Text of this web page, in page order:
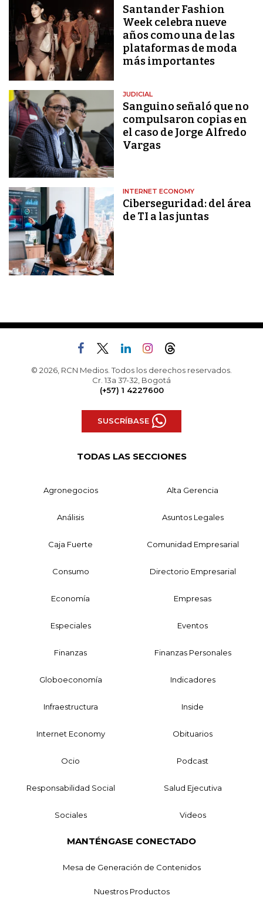
Santander Fashion
Week celebra nueve
años como una de las
plataformas de moda
más importantes
JUDICIAL
Sanguino señaló que no
compulsaron copias en
el caso de Jorge Alfredo
Vargas
INTERNET ECONOMY
Ciberseguridad: del área
de TI a las juntas
© 2026, RCN Medios. Todos los derechos reservados.
Cr. 13a 37-32, Bogotá
(+57) 1 4227600
SUSCRÍBASE
TODAS LAS SECCIONES
Agronegocios Alta Gerencia
Análisis Asuntos Legales
Caja Fuerte Comunidad Empresarial
Consumo Directorio Empresarial
Economía Empresas
Especiales Eventos
Finanzas Finanzas Personales
Globoeconomía Indicadores
Infraestructura Inside
Internet Economy Obituarios
Ocio Podcast
Responsabilidad Social Salud Ejecutiva
Sociales Videos
MANTÉNGASE CONECTADO
Mesa de Generación de Contenidos
Nuestros Productos